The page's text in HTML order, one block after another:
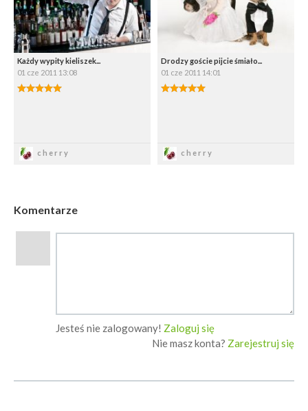
Każdy wypity kieliszek...
01 cze 2011 13:08
5.00/5
cherry
Drodzy goście pijcie śmiało...
01 cze 2011 14:01
5.00/5
cherry
Komentarze
Jesteś nie zalogowany! Zaloguj się
Nie masz konta? Zarejestruj się